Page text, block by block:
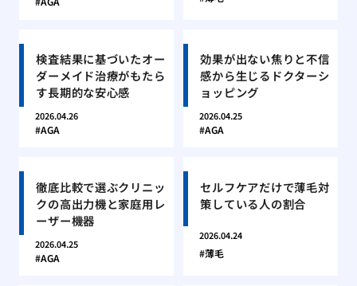
検査結果に基づいたオー
ダーメイド治療がもたら
す長期的な安心感
2026.04.26
AGA
効果が出ない焦りと不信
感から生じるドクターシ
ョッピング
2026.04.25
AGA
徹底比較で選ぶクリニッ
クの高出力機と家庭用レ
ーザー機器
2026.04.25
AGA
セルフケアだけで薄毛対
策している人の割合
2026.04.24
薄毛